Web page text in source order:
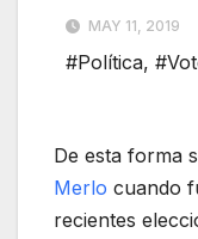
MAY 11, 2019
#Política,
De esta forma
Merlo cuando
recientes